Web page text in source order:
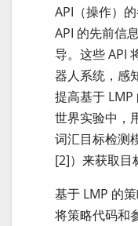
API（操作）
API 的先前信
导。这些 API
器人系统，感
提高基于
世界实验中，
词汇目标检测
[2]）来获取目
基于 LMP 的
将策略代码和